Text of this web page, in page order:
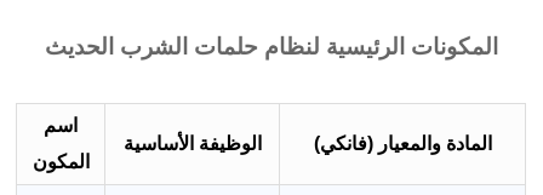
المكونات الرئيسية لنظام حلمات الشرب الحديث
اسم
المكون
الوظيفة الأساسية المادة والمعيار (فانكي)